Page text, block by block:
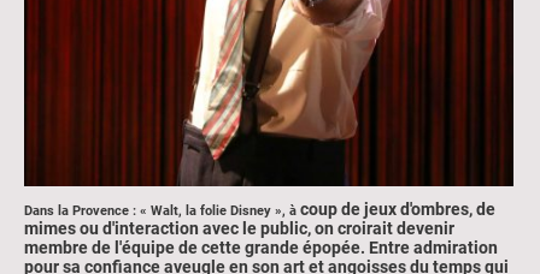
Dans la Provence : « Walt, la folie Disney », à coup de jeux d'ombres, de
mimes ou d'interaction avec le public, on croirait devenir
membre de l'équipe de cette grande épopée. Entre admiration
pour sa confiance aveugle en son art et angoisses du temps qui